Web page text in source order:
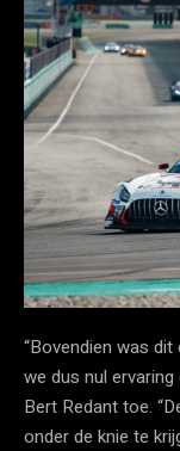
“Bovendien was
we dus nul
Bert Redant toe.
onder de knie te